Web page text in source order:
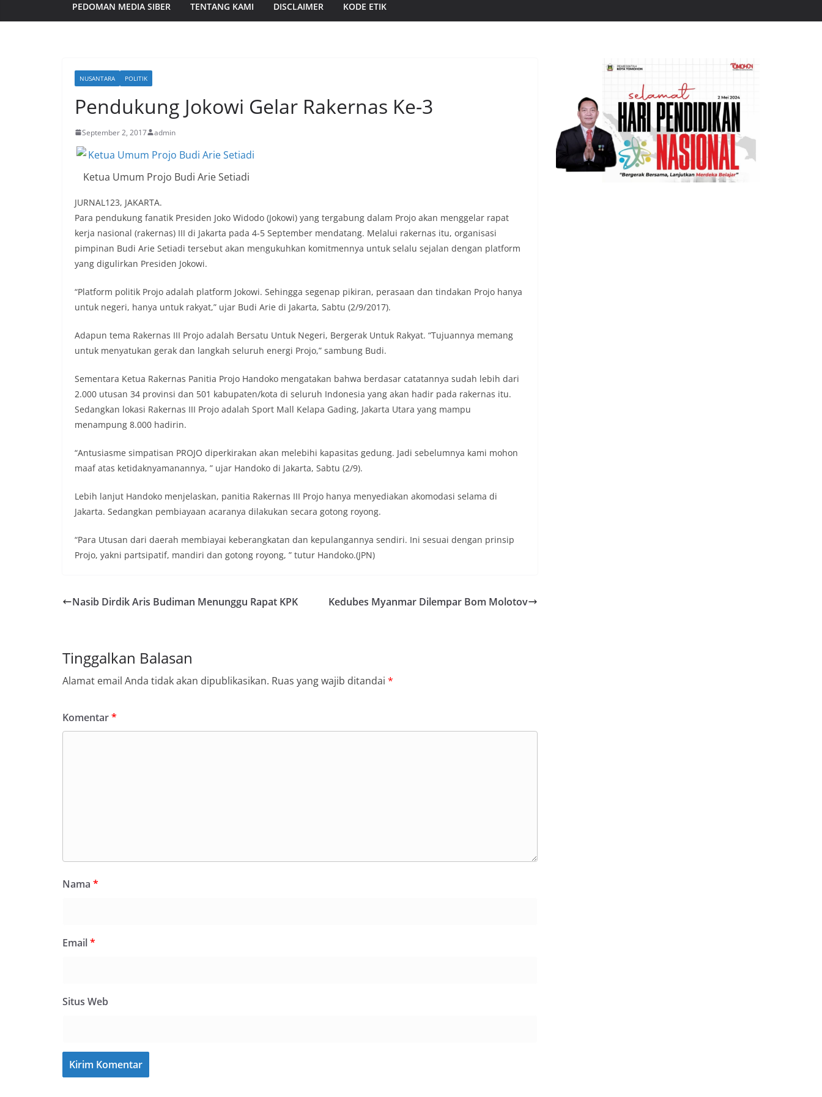
PEDOMAN MEDIA SIBER TENTANG KAMI DISCLAIMER KODE ETIK
NUSANTARA POLITIK
Pendukung Jokowi Gelar Rakernas Ke-3
September 2, 2017 admin
Ketua Umum Projo Budi Arie Setiadi
JURNAL123, JAKARTA.
Para pendukung fanatik Presiden Joko Widodo (Jokowi) yang tergabung dalam Projo akan menggelar rapat
kerja nasional (rakernas) III di Jakarta pada 4-5 September mendatang. Melalui rakernas itu, organisasi
pimpinan Budi Arie Setiadi tersebut akan mengukuhkan komitmennya untuk selalu sejalan dengan platform
yang digulirkan Presiden Jokowi.
“Platform politik Projo adalah platform Jokowi. Sehingga segenap pikiran, perasaan dan tindakan Projo hanya
untuk negeri, hanya untuk rakyat,” ujar Budi Arie di Jakarta, Sabtu (2/9/2017).
Adapun tema Rakernas III Projo adalah Bersatu Untuk Negeri, Bergerak Untuk Rakyat. “Tujuannya memang
untuk menyatukan gerak dan langkah seluruh energi Projo,” sambung Budi.
Sementara Ketua Rakernas Panitia Projo Handoko mengatakan bahwa berdasar catatannya sudah lebih dari
2.000 utusan 34 provinsi dan 501 kabupaten/kota di seluruh Indonesia yang akan hadir pada rakernas itu.
Sedangkan lokasi Rakernas III Projo adalah Sport Mall Kelapa Gading, Jakarta Utara yang mampu
menampung 8.000 hadirin.
“Antusiasme simpatisan PROJO diperkirakan akan melebihi kapasitas gedung. Jadi sebelumnya kami mohon
maaf atas ketidaknyamanannya, ” ujar Handoko di Jakarta, Sabtu (2/9).
Lebih lanjut Handoko menjelaskan, panitia Rakernas III Projo hanya menyediakan akomodasi selama di
Jakarta. Sedangkan pembiayaan acaranya dilakukan secara gotong royong.
“Para Utusan dari daerah membiayai keberangkatan dan kepulangannya sendiri. Ini sesuai dengan prinsip
Projo, yakni partsipatif, mandiri dan gotong royong, ” tutur Handoko.(JPN)
Nasib Dirdik Aris Budiman Menunggu Rapat KPK Kedubes Myanmar Dilempar Bom Molotov
Tinggalkan Balasan
Alamat email Anda tidak akan dipublikasikan. Ruas yang wajib ditandai *
Komentar*
Nama *
Email*
Situs Web